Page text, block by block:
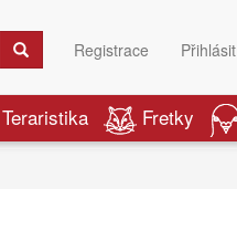
Registrace Přihlásit
Teraristika Fretky